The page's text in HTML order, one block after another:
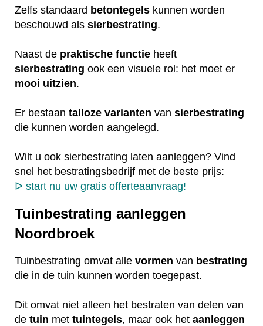
Zelfs standaard betontegels kunnen worden
beschouwd als sierbestrating.
Naast de praktische functie heeft
sierbestrating ook een visuele rol: het moet er
mooi uitzien.
Er bestaan talloze varianten van sierbestrating
die kunnen worden aangelegd.
Wilt u ook sierbestrating laten aanleggen? Vind
snel het bestratingsbedrijf met de beste prijs:
ᐅ start nu uw gratis offerteaanvraag!
Tuinbestrating aanleggen
Noordbroek
Tuinbestrating omvat alle vormen van bestrating
die in de tuin kunnen worden toegepast.
Dit omvat niet alleen het bestraten van delen van
de tuin met tuintegels, maar ook het aanleggen